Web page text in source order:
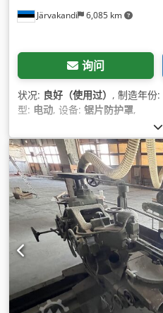
Järvakandi 6,085 km
询问
状况: 良好（使用过） , 制造年份:
型: 电动, 设备: 锯片防护罩,